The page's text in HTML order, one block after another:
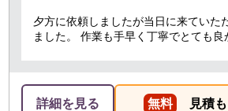
夕方に依頼しましたが当日に来ていた
ました。 作業も手早く丁寧でとても良
り金額以上の追加料金もありませんで
詳細を見る 無料 見積も